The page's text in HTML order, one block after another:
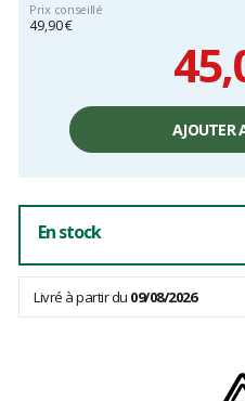
Prix conseillé
49,90 €
unitaire,
AJOUTER
En stock
Livré à partir du 09/08/2026